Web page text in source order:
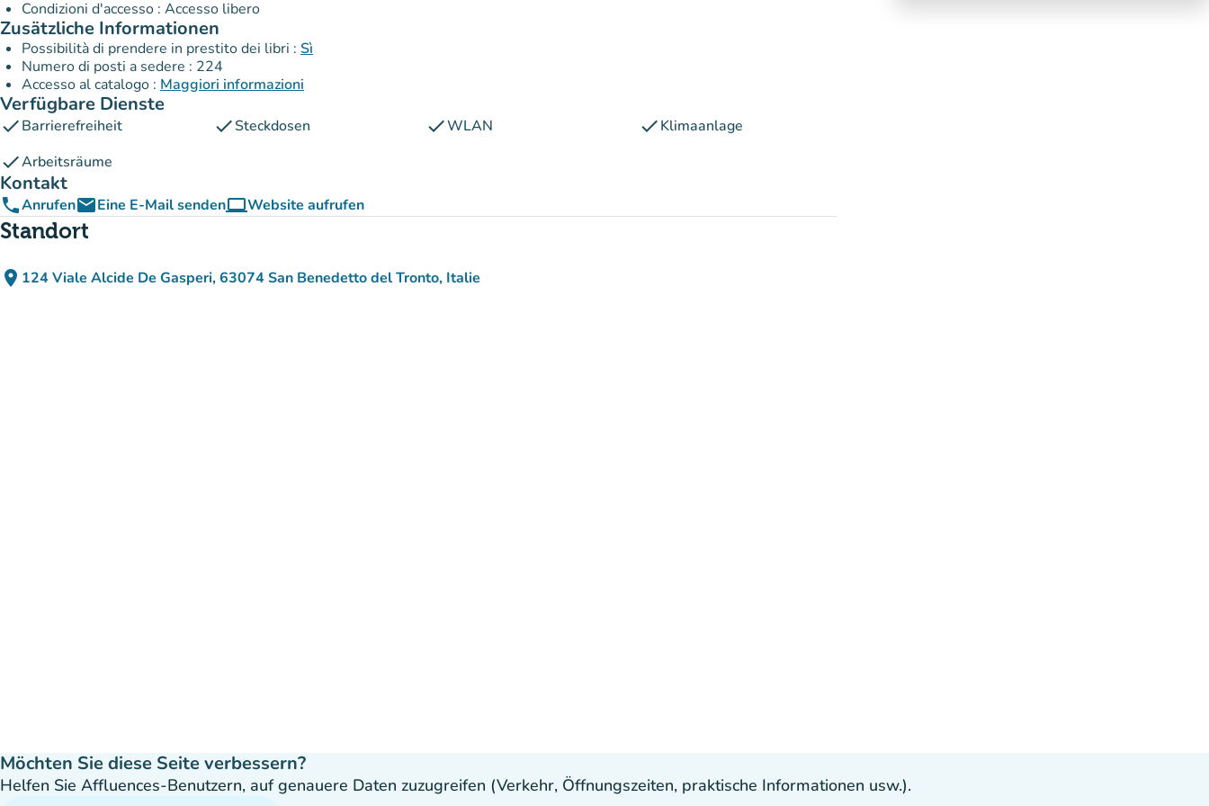
Condizioni d'accesso : Accesso libero
Zusätzliche Informationen
Possibilità di prendere in prestito dei libri : Sì
Numero di posti a sedere : 224
Accesso al catalogo : Maggiori informazioni
Verfügbare Dienste
checkBarrierefreiheit checkSteckdosen checkWLAN checkKlimaanlage
checkArbeitsräume
Kontakt
phoneAnrufenemailEine E-Mail sendencomputerWebsite aufrufen
(new tab)
Standort
place 124 Viale Alcide De Gasperi, 63074 San Benedetto del Tronto, Italie
(in Google Maps öffnen)
(new tab)
Möchten Sie diese Seite verbessern?
Helfen Sie Affluences-Benutzern, auf genauere Daten zuzugreifen (Verkehr, Öffnungszeiten, praktische Informationen usw.).